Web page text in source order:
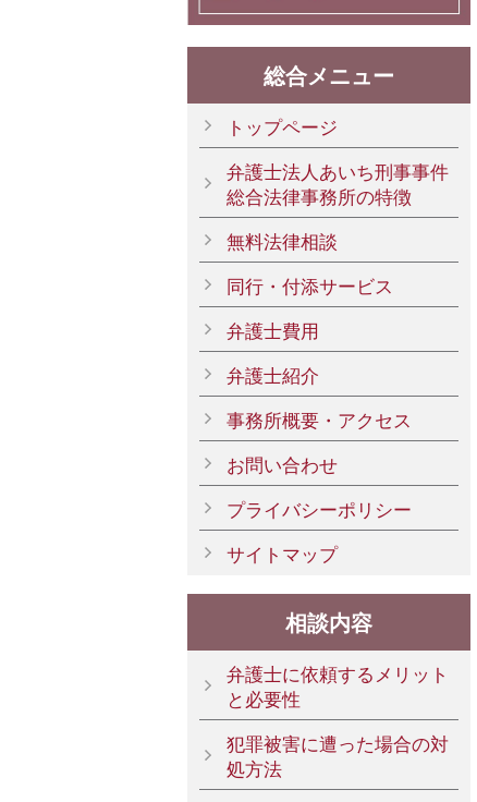
総合メニュー
トップページ
弁護士法人あいち刑事事件
総合法律事務所の特徴
無料法律相談
同行・付添サービス
弁護士費用
弁護士紹介
事務所概要・アクセス
お問い合わせ
プライバシーポリシー
サイトマップ
相談内容
弁護士に依頼するメリット
と必要性
犯罪被害に遭った場合の対
処方法